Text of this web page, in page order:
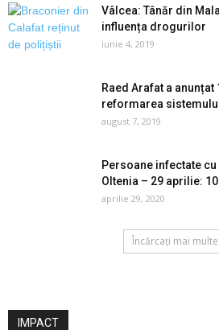
Vâlcea: Tânăr din
influența drogurilor
iunie 4, 2019
Raed Arafat a
reformarea
august 7, 2019
Persoane infectate
Oltenia – 29 aprilie:
aprilie 29, 2020
Încărcați mai multe
IMPACT